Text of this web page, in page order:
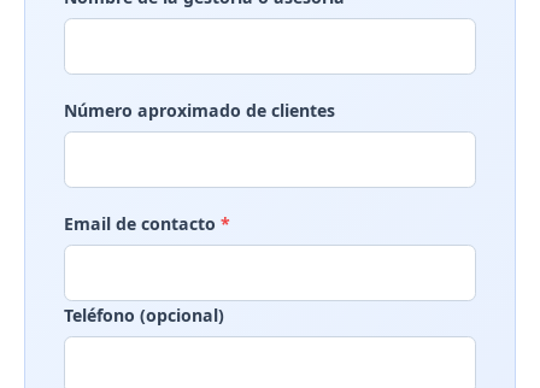
Número aproximado de clientes
Email de contacto *
Teléfono (opcional)